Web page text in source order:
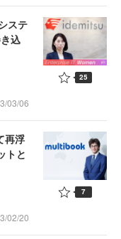
ステ
込
03/06
25
再浮
トと
02/20
7